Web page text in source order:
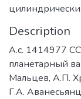
Description
А.с. 1414977
планетарный
Мальцев, А.П.
Г.А.